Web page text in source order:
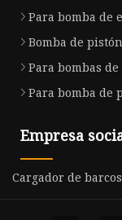
Para bomba de
Bomba de pistón
Para bombas
Para bomba de
Empresa
Cargador de